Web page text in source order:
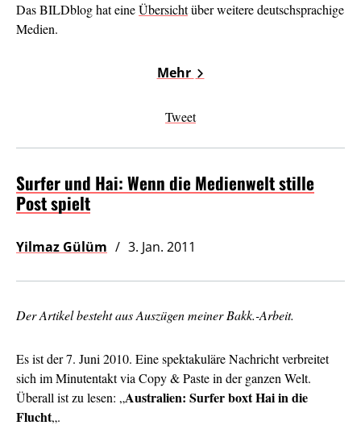
Das BILDblog hat eineÜbersichtüber weitere deutschsprachige
Medien.
Mehr
Tweet
Surfer und Hai: Wenn die Medienwelt stille
Post spielt
Yilmaz Gülüm 3. Jan. 2011
Der Artikel besteht aus Auszügen meiner Bakk.-Arbeit.
Es ist der 7. Juni 2010. Eine spektakuläre Nachricht verbreitet
sich im Minutentakt via Copy & Paste in der ganzen Welt.
Überall ist zu lesen: „Australien: Surfer boxt Hai in die
Flucht„.